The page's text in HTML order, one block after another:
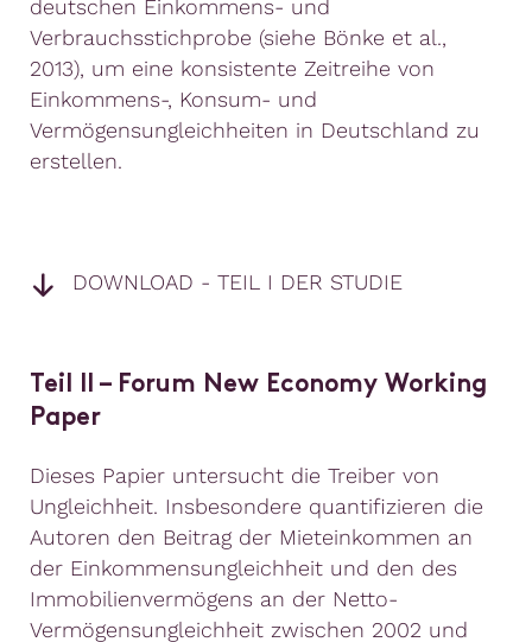
deutschen Einkommens- und
Verbrauchsstichprobe (siehe Bönke et al.,
2013), um eine konsistente Zeitreihe von
Einkommens-, Konsum- und
Vermögensungleichheiten in Deutschland zu
erstellen.
DOWNLOAD - TEIL I DER STUDIE
Teil II – Forum New Economy Working
Paper
Dieses Papier untersucht die Treiber von
Ungleichheit. Insbesondere quantifizieren die
Autoren den Beitrag der Mieteinkommen an
der Einkommensungleichheit und den des
Immobilienvermögens an der Netto-
Vermögensungleichheit zwischen 2002 und